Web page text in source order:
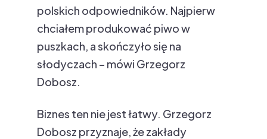
polskich odpowiedników. Najpierw
chciałem produkować piwo w
puszkach, a skończyło się na
słodyczach – mówi Grzegorz
Dobosz.
Biznes ten nie jest łatwy. Grzegorz
Dobosz przyznaje, że zakłady